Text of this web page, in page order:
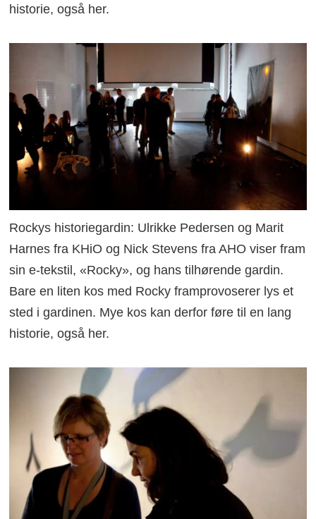
historie, også her.
Rockys historiegardin: Ulrikke Pedersen og Marit
Harnes fra KHiO og Nick Stevens fra AHO viser fram
sin e-tekstil, «Rocky», og hans tilhørende gardin.
Bare en liten kos med Rocky framprovoserer lys et
sted i gardinen. Mye kos kan derfor føre til en lang
historie, også her.